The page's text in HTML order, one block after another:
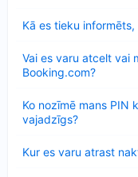
Kā es tieku
Vai es varu atcelt vai
Booking.com?
Ko nozīmē mans PIN
vajadzīgs?
Kur es varu atrast